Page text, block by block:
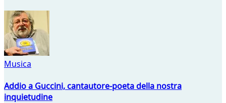
Musica
Addio a Guccini, cantautore-poeta della nostra
inquietudine